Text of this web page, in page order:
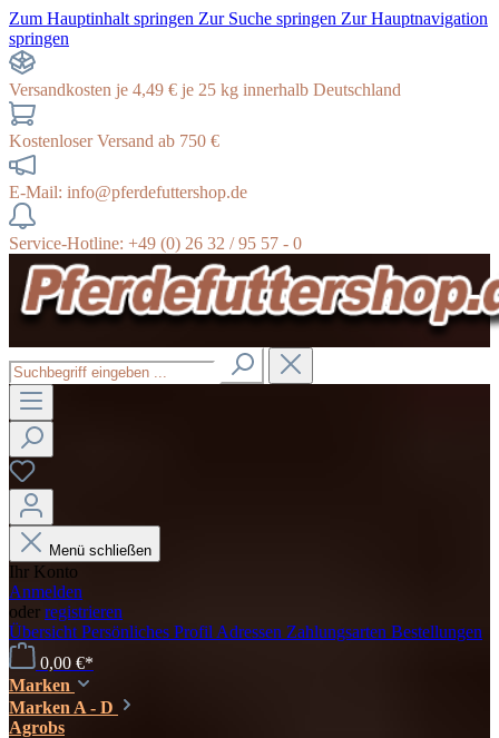
Zum Hauptinhalt springen Zur Suche springen Zur Hauptnavigation
springen
Versandkosten je 4,49 € je 25 kg innerhalb Deutschland
Kostenloser Versand ab 750 €
E-Mail: info@pferdefuttershop.de
Service-Hotline: +49 (0) 26 32 / 95 57 - 0
Menü schließen
Ihr Konto
Anmelden
oder registrieren
Übersicht Persönliches Profil Adressen Zahlungsarten Bestellungen
0,00 €*
Marken
Marken A - D
Agrobs